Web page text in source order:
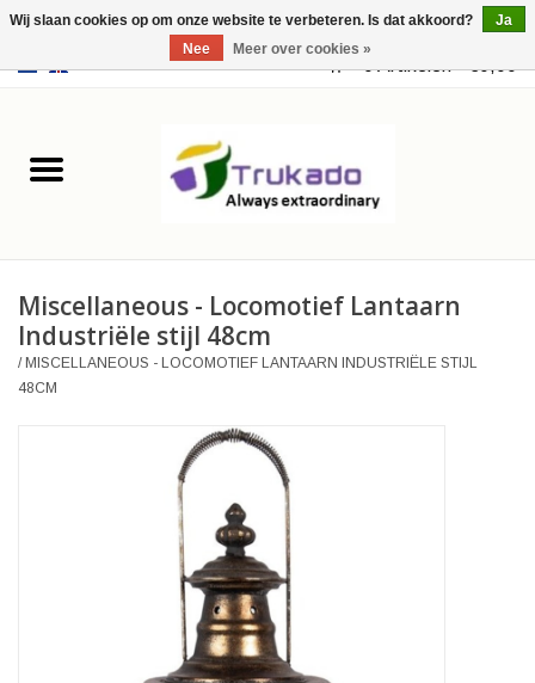
USD 0 Artikelen - €0,00
Leer
Merchandise
Retro Vintage
Miscellaneous - Locomotief Lantaarn
Industriële stijl 48cm
/MISCELLANEOUS - LOCOMOTIEF LANTAARN INDUSTRIËLE STIJL
48CM
Wij slaan cookies op om onze website te verbeteren. Is dat akkoord?
Ja
Nee
Meer over cookies »